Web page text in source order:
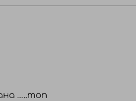
подейства за 5 минути.
…..топ